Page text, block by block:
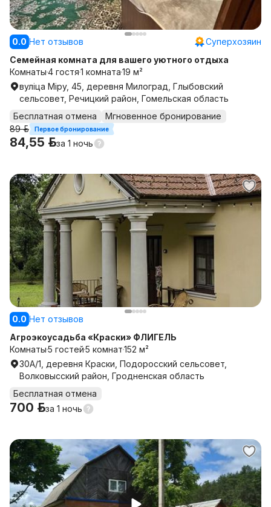
0.0 Нет отзывов
Суперхозяин
Семейная комната для вашего уютного отдыха
Комнаты4 гостя1 комната19 м²
вуліца Міру, 45, деревня Милоград, Глыбовский
сельсовет, Речицкий район, Гомельская область
Бесплатная отмена
Мгновенное бронирование
89 р.
Первое бронирование
84,55 р.за 1 ночь
0.0 Нет отзывов
Агроэкоусадьба «Краски» ФЛИГЕЛЬ
Комнаты5 гостей5 комнат152 м²
30А/1, деревня Краски, Подоросский сельсовет,
Волковысский район, Гродненская область
Бесплатная отмена
700 р.за 1 ночь